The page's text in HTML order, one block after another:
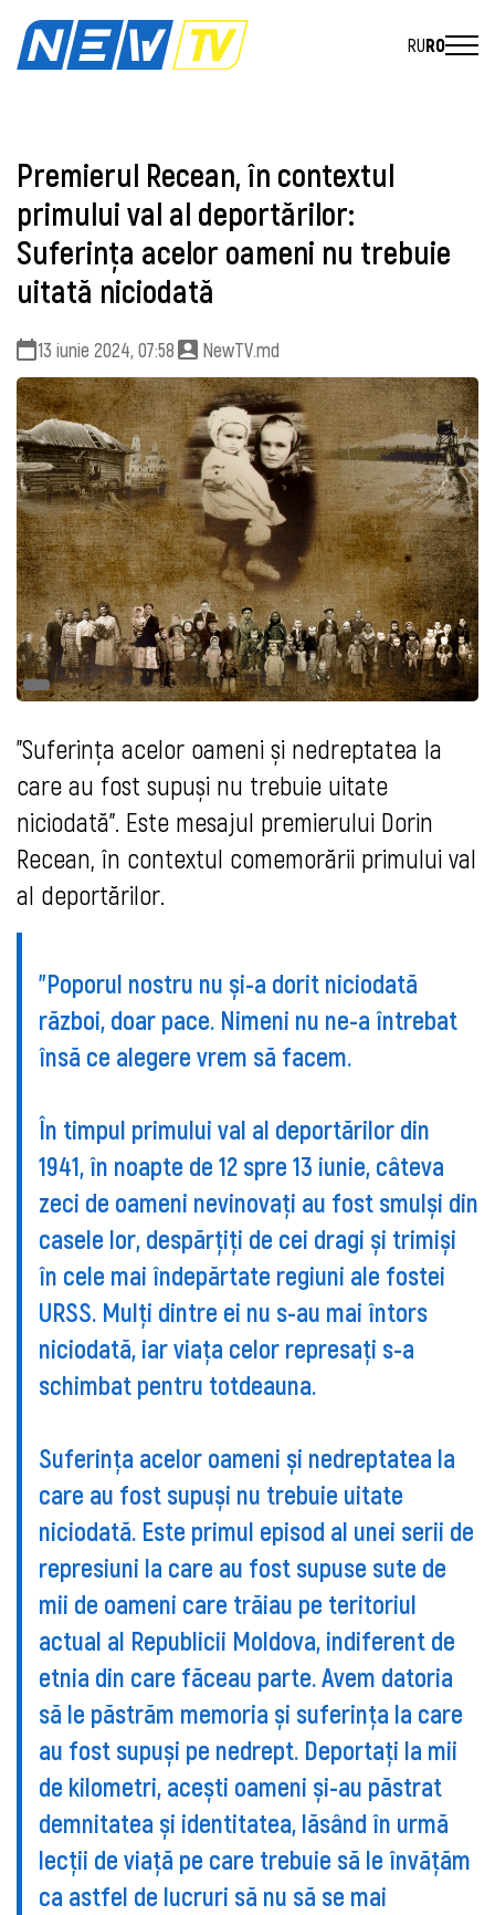
RURO
Premierul Recean, în contextul
primului val al deportărilor:
Suferința acelor oameni nu trebuie
uitată niciodată
13 iunie 2024, 07:58 NewTV.md
"Suferința acelor oameni și nedreptatea la
care au fost supuși nu trebuie uitate
niciodată". Este mesajul premierului Dorin
Recean, în contextul comemorării primului val
al deportărilor.
"Poporul nostru nu și-a dorit niciodată
război, doar pace. Nimeni nu ne-a întrebat
însă ce alegere vrem să facem.
În timpul primului val al deportărilor din
1941, în noapte de 12 spre 13 iunie, câteva
zeci de oameni nevinovați au fost smulși din
casele lor, despărțiți de cei dragi și trimiși
în cele mai îndepărtate regiuni ale fostei
URSS. Mulți dintre ei nu s-au mai întors
niciodată, iar viața celor represați s-a
schimbat pentru totdeauna.
Suferința acelor oameni și nedreptatea la
care au fost supuși nu trebuie uitate
niciodată. Este primul episod al unei serii de
represiuni la care au fost supuse sute de
mii de oameni care trăiau pe teritoriul
actual al Republicii Moldova, indiferent de
etnia din care făceau parte. Avem datoria
să le păstrăm memoria și suferința la care
au fost supuși pe nedrept. Deportați la mii
de kilometri, acești oameni și-au păstrat
demnitatea și identitatea, lăsând în urmă
lecții de viață pe care trebuie să le învățăm
ca astfel de lucruri să nu să se mai